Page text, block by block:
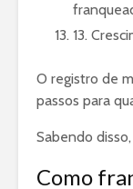
13.
O registro de
passos para
Sabendo
Como